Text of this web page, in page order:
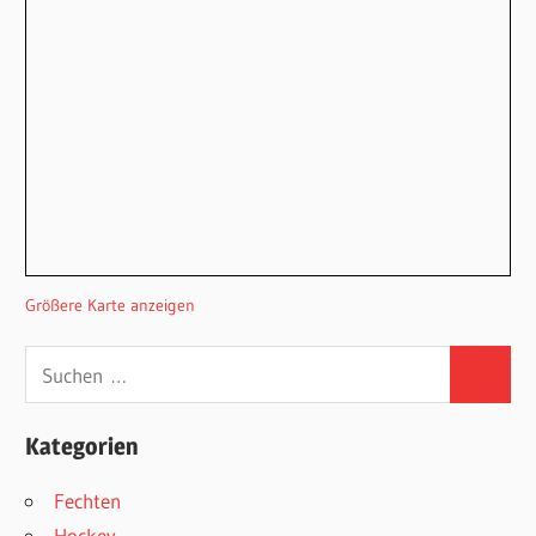
Größere Karte anzeigen
nach:
Kategorien
Fechten